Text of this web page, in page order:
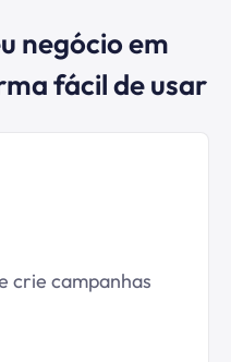
negócio em
fácil de usar
crie campanhas